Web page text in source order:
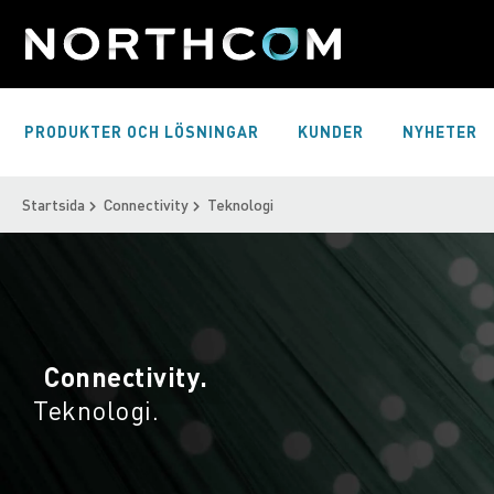
Skip
PRODUKTER OCH LÖSNINGAR
KUNDER NYHETER
Startsida Connectivity Teknologi
Connectivity.
Teknologi.